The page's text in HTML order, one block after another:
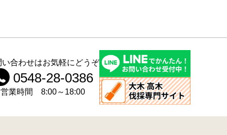
い合わせはお気軽にどうぞ
0548-28-0386
営業時間 8:00～18:00